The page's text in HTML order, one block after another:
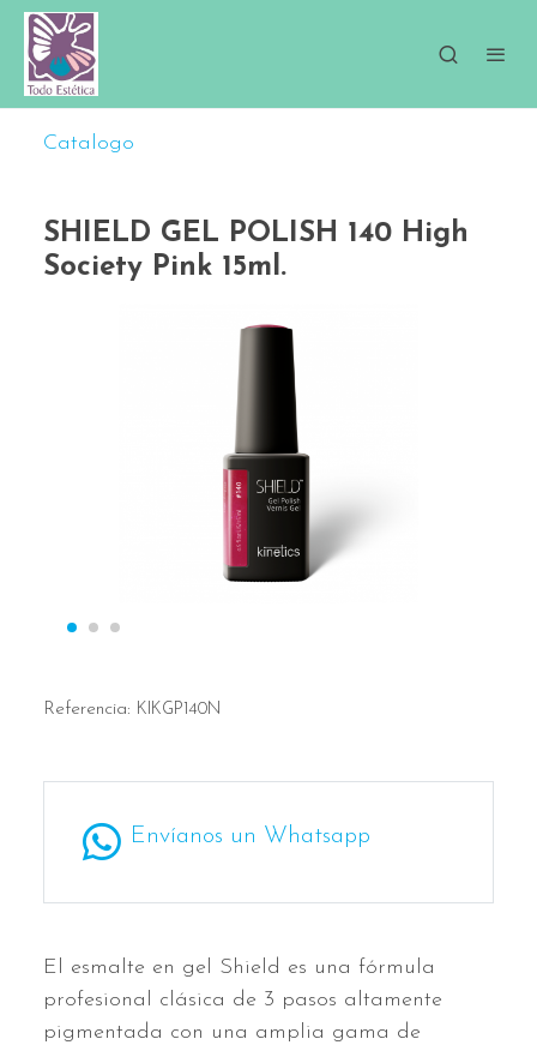
Catalogo
SHIELD GEL POLISH 140 High
Society Pink 15ml.
Referencia: KIKGP140N
Envíanos un Whatsapp
El esmalte en gel Shield es una fórmula
profesional clásica de 3 pasos altamente
pigmentada con una amplia gama de